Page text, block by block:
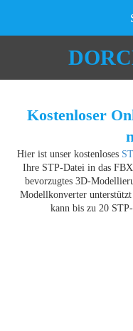
Kostenloser
Hier ist unser kostenloses
Ihre STP-Datei in das
bevorzugtes 3D-
Modellkonverter
kann bis zu 20